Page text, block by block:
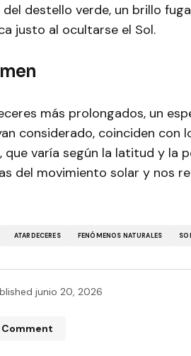
destello verde, un brillo
justo al ocultarse el Sol.
más prolongados, un
considerado, coinciden con
que varía según la latitud y la
del movimiento solar y nos
ATARDECERES FENÓMENOS NATURALES
junio 20, 2026
Comment